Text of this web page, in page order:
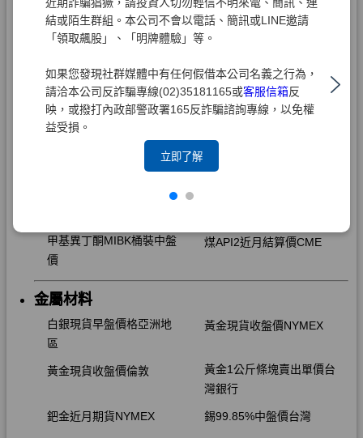
結或陌生群組。本公司不會以電話、簡訊或LINE邀請
「領取飆股」、「明牌體驗」等。
如果您發現社群媒體中有任何假借本公司名義之行為，
請洽本公司反詐騙專線(02)35181165或客服信箱反
映，或撥打內政部警政署165反詐騙諮詢專線，以免權
益受損。
立即了解